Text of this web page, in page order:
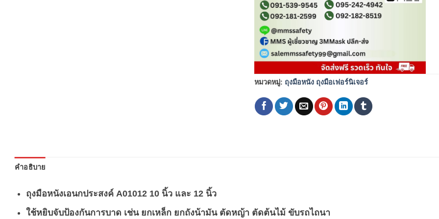
หมวดหมู่: ถุงมือหนัง ถุงมือเฟอร์นิเจอร์
คำอธิบาย
ถุงมือหนังเอนกประสงค์ A01012 10 นิ้ว และ 12 นิ้ว
ใช้หยิบจับป้องกันการบาด เช่น ยกเหล็ก ยกถังน้ามัน ตัดหญ้า ตัดต้นไม้ ขับรถไถนา